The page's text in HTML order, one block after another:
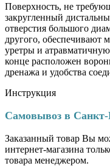
Поверхность, не
закругленный
отверстия большого
другого, обеспечивают
уретры и
конце расположен
дренажа и удобства
Инструкция
Самовывоз в Санкт-
Заказанный товар Вы
интернет-магазина
товара менеджером.